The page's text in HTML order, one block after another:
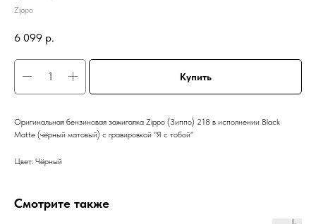
Zippo
6 099 р.
Купить
Оригинальная бензиновая зажигалка Zippo (Зиппо) 218 в исполнении Black
Matte (чёрный матовый) с гравировкой "Я с тобой"
Цвет: Чёрный
Смотрите также